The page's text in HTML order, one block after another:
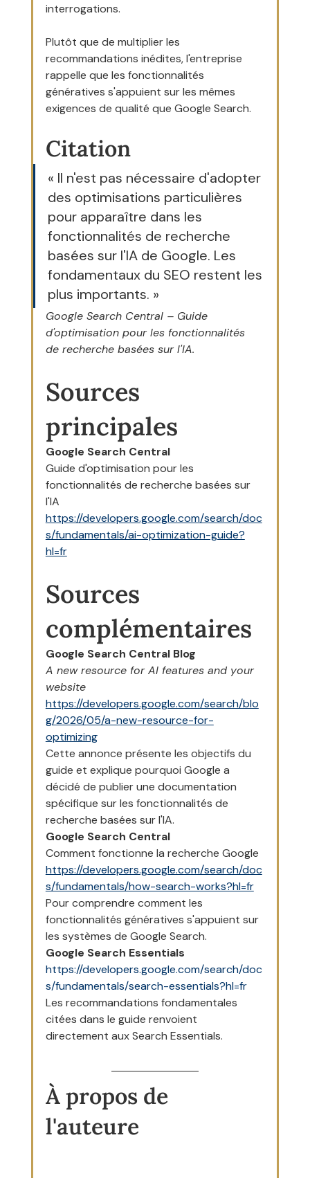
interrogations.
Plutôt que de multiplier les
recommandations inédites, l'entreprise
rappelle que les fonctionnalités
génératives s'appuient sur les mêmes
exigences de qualité que Google Search.
Citation
« Il n'est pas nécessaire d'adopter
des optimisations particulières
pour apparaître dans les
fonctionnalités de recherche
basées sur l'IA de Google. Les
fondamentaux du SEO restent les
plus importants. »
Google Search Central – Guide
d'optimisation pour les fonctionnalités
de recherche basées sur l'IA.
Sources
principales
Google Search Central
Guide d'optimisation pour les
fonctionnalités de recherche basées sur
l'IA
https://developers.google.com/search/doc
s/fundamentals/ai-optimization-guide?
hl=fr
Sources
complémentaires
Google Search Central Blog
A new resource for AI features and your
website
https://developers.google.com/search/blo
g/2026/05/a-new-resource-for-
optimizing
Cette annonce présente les objectifs du
guide et explique pourquoi Google a
décidé de publier une documentation
spécifique sur les fonctionnalités de
recherche basées sur l'IA.
Google Search Central
Comment fonctionne la recherche Google
https://developers.google.com/search/doc
s/fundamentals/how-search-works?hl=fr
Pour comprendre comment les
fonctionnalités génératives s'appuient sur
les systèmes de Google Search.
Google Search Essentials
https://developers.google.com/search/doc
s/fundamentals/search-essentials?hl=fr
Les recommandations fondamentales
citées dans le guide renvoient
directement aux Search Essentials.
À propos de
l'auteure